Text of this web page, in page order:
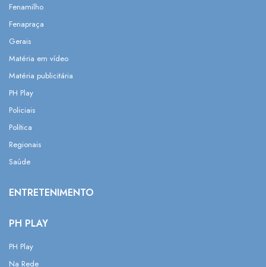
Fenamilho
Fenapraça
Gerais
Matéria em vídeo
Matéria publicitária
PH Play
Policiais
Política
Regionais
Saúde
ENTRETENIMENTO
PH PLAY
PH Play
Na Rede